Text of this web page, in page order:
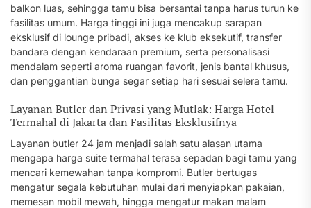
balkon luas, sehingga tamu bisa bersantai tanpa harus turun ke
fasilitas umum. Harga tinggi ini juga mencakup sarapan
eksklusif di lounge pribadi, akses ke klub eksekutif, transfer
bandara dengan kendaraan premium, serta personalisasi
mendalam seperti aroma ruangan favorit, jenis bantal khusus,
dan penggantian bunga segar setiap hari sesuai selera tamu.
Layanan Butler dan Privasi yang Mutlak: Harga Hotel
Termahal di Jakarta dan Fasilitas Eksklusifnya
Layanan butler 24 jam menjadi salah satu alasan utama
mengapa harga suite termahal terasa sepadan bagi tamu yang
mencari kemewahan tanpa kompromi. Butler bertugas
mengatur segala kebutuhan mulai dari menyiapkan pakaian,
memesan mobil mewah, hingga mengatur makan malam